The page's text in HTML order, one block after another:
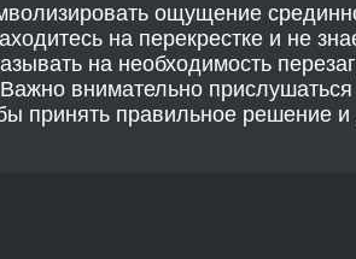
ощущение
на перекрестке и не
на необходимость
внимательно
принять правильное решение и